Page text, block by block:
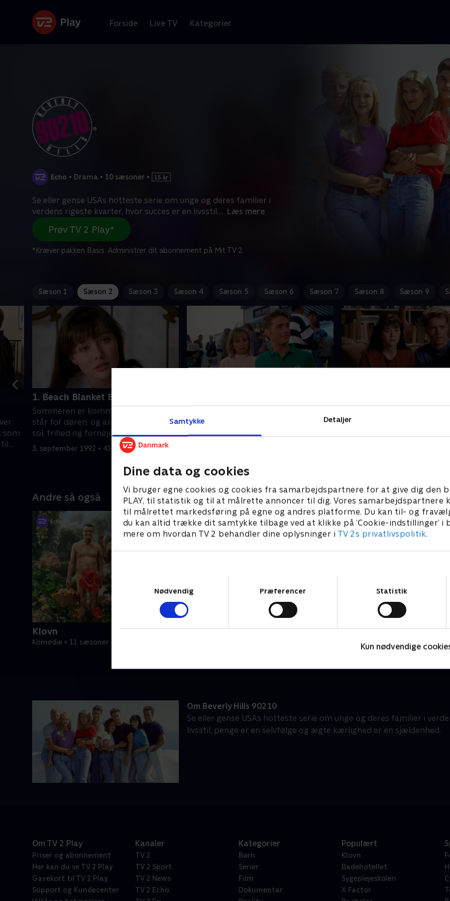
Samtykke Detaljer
Dine data og cookies
Vi bruger egne cookies og cookies fra samarbejdspartnere for at give dig den
PLAY, til statistik og til at målrette annoncer til dig. Vores samarbejdspartnere
til målrettet markedsføring på egne og andres platforme. Du kan til- og
du kan altid trække dit samtykke tilbage ved at klikke på ’Cookie-indstillinger’ i
mere om hvordan TV 2 behandler dine oplysninger i TV 2s privatlivspolitik.
Nødvendig
Præferencer Statistik
Kun nødvendige
Forside Live TV Kategorier
• Drama • 10 sæsoner •
Se eller gense USAs hotteste serie om unge og deres familier i
verdens rigeste kvarter, hvor succes er en livsstil,... Læs mere
Prøv TV 2 Play*
*Kræver pakken Basis. Administrer dit abonnement på Mit TV 2.
Sæson 1 Sæson 2 Sæson 3 Sæson 4 Sæson 5 Sæson 6 Sæson 7 Sæson 8 Sæson 9
som
1. Beach Blanket Brandon
Sommeren er kommet, ferietiden
står for døren, og alle glæder sig til
sol, frihed og fornøjelser.
3. september 1992 • 43 min
i den supereksklusive Beverly Hills-
klub udelukker naturligvis ikke, at han
tager Dylan hårdt. Under en
Andre så også
Klovn
Komedie • 11 sæsoner
Om Beverly Hills 90210
Se eller gense USAs hotteste serie om unge og deres familier i
livsstil, penge er en selvfølge og ægte kærlighed er en sjældenhed.
Om TV 2 Play
Priser og abonnement
Her kan du se TV 2 Play
Gavekort til TV 2 Play
Support og Kundecenter
Kanaler
TV 2
TV 2 Sport
TV 2 News
TV 2 Echo
Kategorier
Børn
Serier
Film
Dokumentar
Populært
Klovn
Badehotellet
Sygeplejeskolen
X Factor